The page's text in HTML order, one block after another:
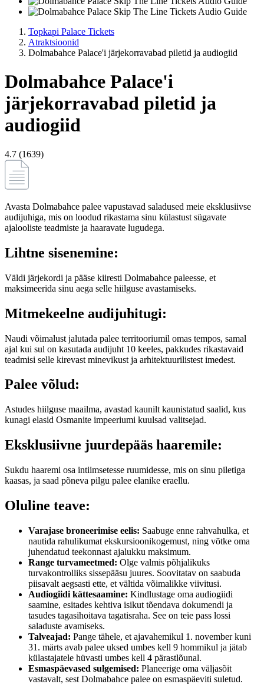
Topkapi Palace Tickets
Atraktsioonid
Dolmabahce Palace'i järjekorravabad piletid ja audiogiid
Dolmabahce Palace'i
järjekorravabad piletid ja
audiogiid
4.7 (1639)
Avasta Dolmabahce palee vapustavad saladused meie eksklusiivse
audijuhiga, mis on loodud rikastama sinu külastust sügavate
ajalooliste teadmiste ja haaravate lugudega.
Lihtne sisenemine:
Väldi järjekordi ja pääse kiiresti Dolmabahce paleesse, et
maksimeerida sinu aega selle hiilguse avastamiseks.
Mitmekeelne audijuhitugi:
Naudi võimalust jalutada palee territooriumil omas tempos, samal
ajal kui sul on kasutada audijuht 10 keeles, pakkudes rikastavaid
teadmisi selle kirevast minevikust ja arhitektuurilistest imedest.
Palee võlud:
Astudes hiilguse maailma, avastad kaunilt kaunistatud saalid, kus
kunagi elasid Osmanite impeeriumi kuulsad valitsejad.
Eksklusiivne juurdepääs haaremile:
Sukdu haaremi osa intiimsetesse ruumidesse, mis on sinu piletiga
kaasas, ja saad põneva pilgu palee elanike eraellu.
Oluline teave:
Varajase broneerimise eelis: Saabuge enne rahvahulka, et
nautida rahulikumat ekskursioonikogemust, ning võtke oma
juhendatud teekonnast ajalukku maksimum.
Range turvameetmed: Olge valmis põhjalikuks
turvakontrolliks sissepääsu juures. Soovitatav on saabuda
piisavalt aegsasti ette, et vältida võimalikke viivitusi.
Audiogiidi kättesaamine: Kindlustage oma audiogiidi
saamine, esitades kehtiva isikut tõendava dokumendi ja
tasudes tagasihoitava tagatisraha. See on teie pass lossi
saladuste avamiseks.
Talveajad: Pange tähele, et ajavahemikul 1. november kuni
31. märts avab palee uksed umbes kell 9 hommikul ja jätab
külastajatele hüvasti umbes kell 4 pärastlõunal.
Esmaspäevased sulgemised: Planeerige oma väljasõit
vastavalt, sest Dolmabahce palee on esmaspäeviti suletud.